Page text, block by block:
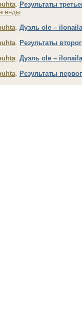
. Результаты
. Дуэль ole –
. Результаты
. Дуэль ole –
. Результаты